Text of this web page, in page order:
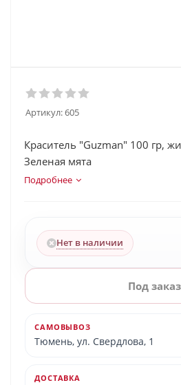
Артикул:605
Краситель "Guzman" 100 гр,
Зеленая мята
Подробнее
Нет в наличии
Под заказ
САМОВЫВОЗ
Тюмень, ул. Свердлова, 1
ДОСТАВКА